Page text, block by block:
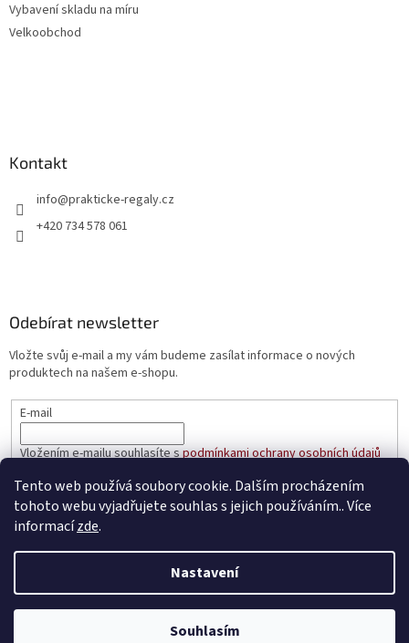
Tento web používá soubory cookie. Dalším procházením
tohoto webu vyjadřujete souhlas s jejich používáním.. Více
informacízde.
Nastavení
Souhlasím
Vybavení skladu na míru
Velkoobchod
Kontakt
info@prakticke-regaly.cz
+420 734 578 061
Odebírat newsletter
Vložte svůj e-mail a my vám budeme zasílat informace o nových
produktech na našem e-shopu.
E-mail
Vložením e-mailu souhlasíte spodmínkami ochrany osobních údajů
PŘIHLÁSIT SE
Vytvořil Shoptet
prakticke-regaly.cz. Všechna práva vyhrazena.